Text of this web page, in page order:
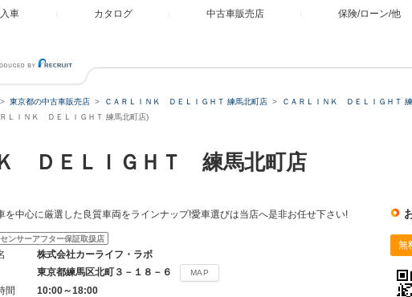
車 カタログ 中古車販売店 保険/ローン/他
東京都の中古車販売店 ＣＡＲＬＩＮＫ ＤＥＬＩＧＨＴ 練馬北町店
ＣＡＲＬＩＮＫ ＤＥＬＩＧＨＴ
ＬＩＮＫ ＤＥＬＩＧＨＴ 練馬北町店)
ＤＥＬＩＧＨＴ 練馬北町店
を中心に厳選した良質車両をラインナップ!愛車選びは当店へ是非お任せ下さい!
ンサーアフター保証取扱店
株式会社カーライフ・ラボ
東京都練馬区北町３－１８－６ MAP
間
10:00～18:00
無